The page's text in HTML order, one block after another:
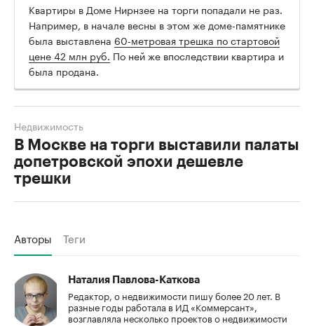
Квартиры в Доме Нирнзее на торги попадали не раз.
Например, в начале весны в этом же доме-памятнике
была выставлена 60-метровая трешка по стартовой
цене 42 млн руб. По ней же впоследствии квартира и
была продана.
В Москве на торги выставили палаты
допетровской эпохи дешевле
трешки
Недвижимость
Авторы Теги
Наталия Павлова-Каткова
Редактор, о недвижимости пишу более 20 лет. В
разные годы работала в ИД «Коммерсант»,
возглавляла несколько проектов о недвижимости